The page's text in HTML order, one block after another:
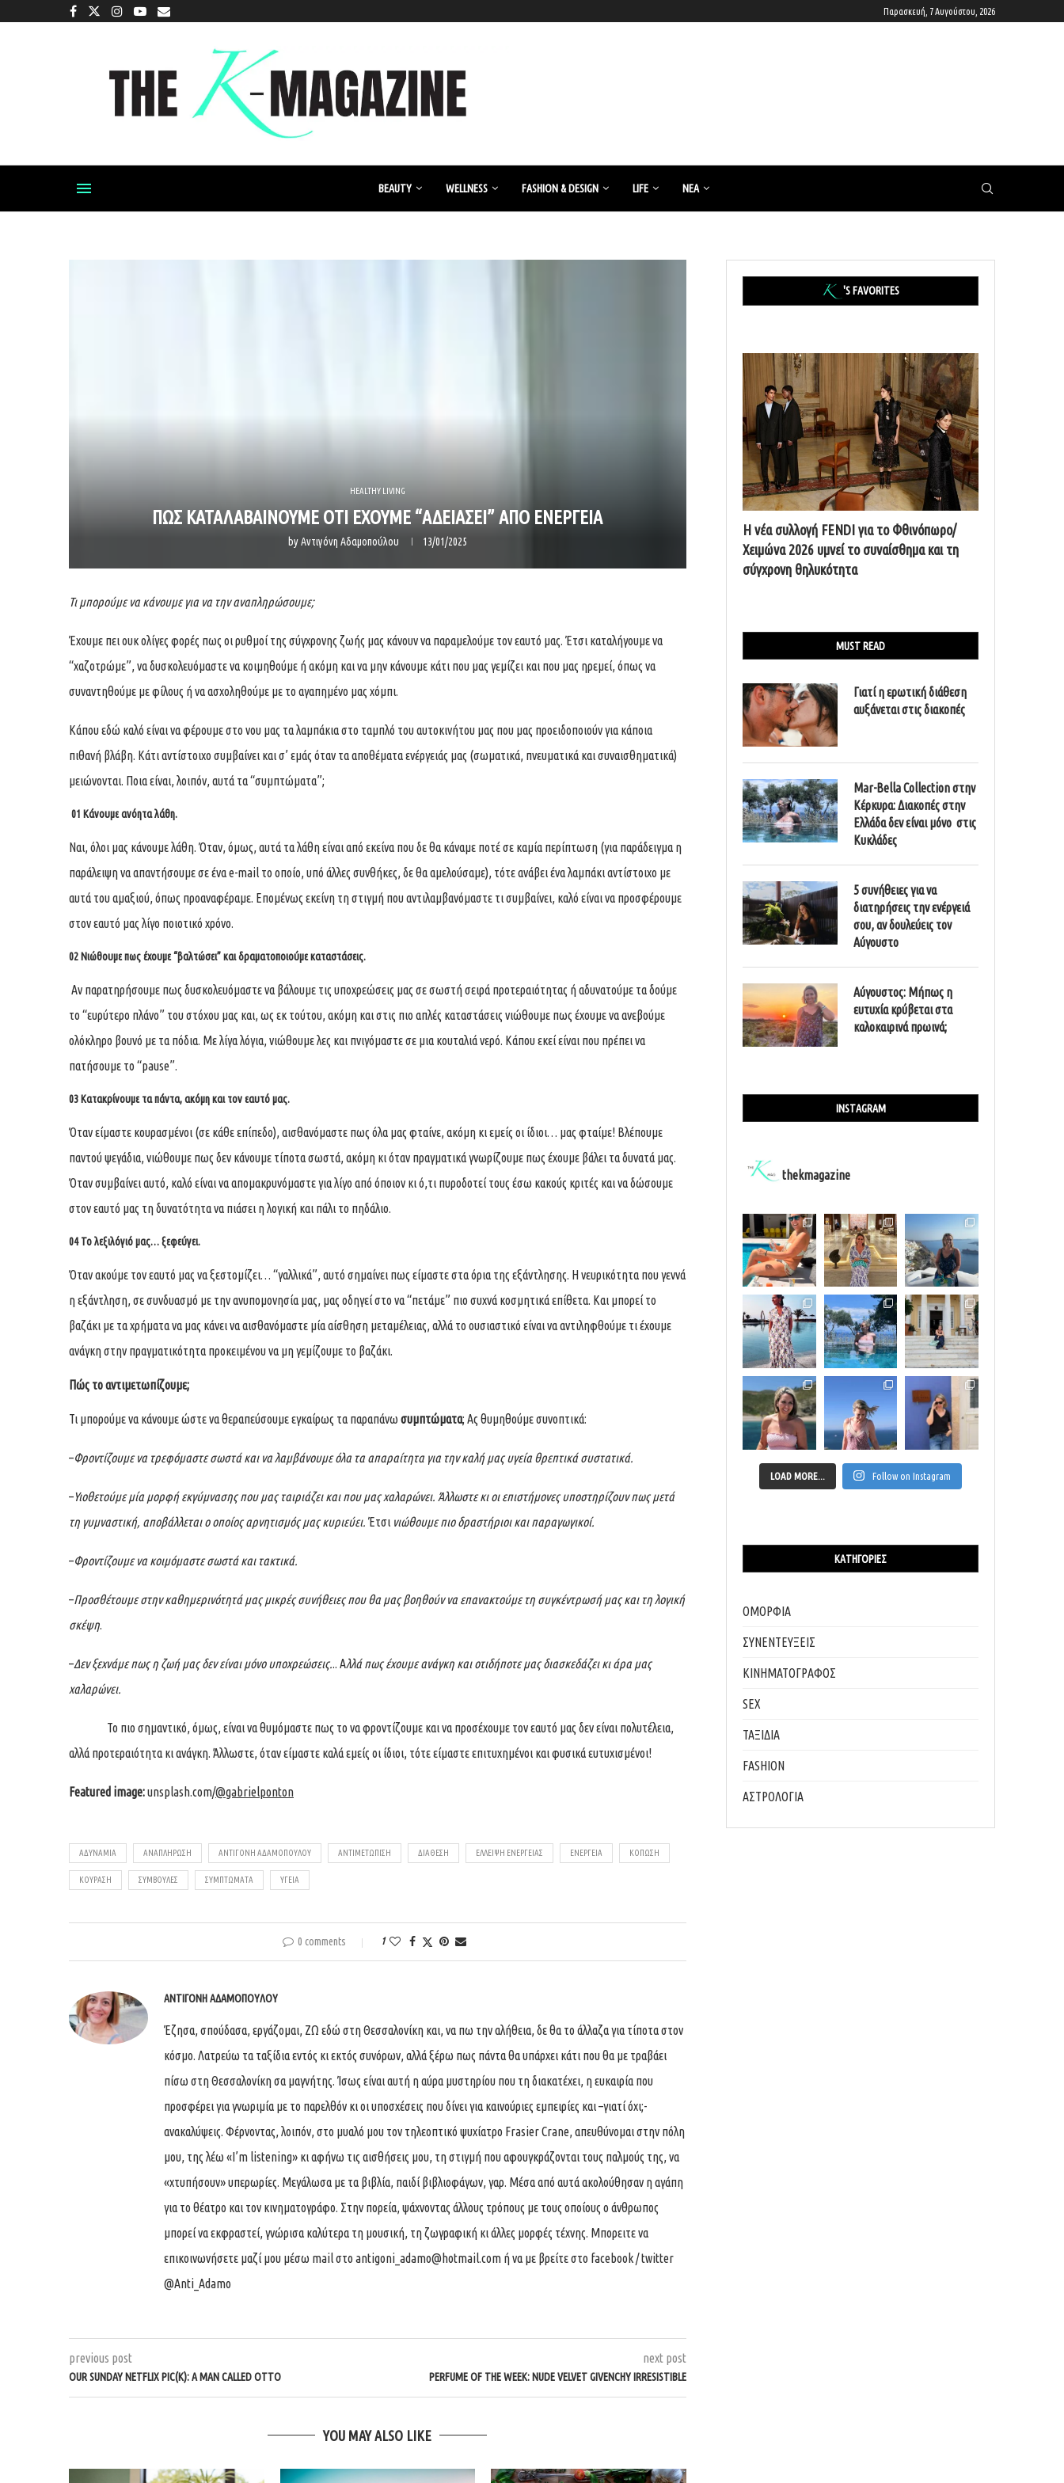
Παρασκευή, 7 Αυγούστου, 2026
BEAUTY WELLNESS FASHION & DESIGN LIFE ΝΈΑ
HEALTHY LIVING
ΠΩΣ ΚΑΤΑΛΑΒΑΙΝΟΥΜΕ ΟΤΙ ΕΧΟΥΜΕ “ΑΔΕΙΑΣΕΙ” ΑΠΟ ΕΝΕΡΓΕΙΑ
byΑντιγόνη Αδαμοπούλου 13/01/2025
Τι μπορούμε να κάνουμε για να την αναπληρώσουμε;
Έχουμε πει ουκ ολίγες φορές πως οι ρυθμοί της σύγχρονης ζωής μας κάνουν να παραμελούμε τον εαυτό μας. Έτσι καταλήγουμε να
“χαζοτρώμε”, να δυσκολευόμαστε να κοιμηθούμε ή ακόμη και να μην κάνουμε κάτι που μας γεμίζει και που μας ηρεμεί, όπως να
συναντηθούμε με φίλους ή να ασχοληθούμε με το αγαπημένο μας χόμπι.
Κάπου εδώ καλό είναι να φέρουμε στο νου μας τα λαμπάκια στο ταμπλό του αυτοκινήτου μας που μας προειδοποιούν για κάποια
πιθανή βλάβη. Κάτι αντίστοιχο συμβαίνει και σ’ εμάς όταν τα αποθέματα ενέργειάς μας (σωματικά, πνευματικά και συναισθηματικά)
μειώνονται. Ποια είναι, λοιπόν, αυτά τα “συμπτώματα”;
01 Κάνουμε ανόητα λάθη.
Ναι, όλοι μας κάνουμε λάθη. Όταν, όμως, αυτά τα λάθη είναι από εκείνα που δε θα κάναμε ποτέ σε καμία περίπτωση (για παράδειγμα η
παράλειψη να απαντήσουμε σε ένα e-mail το οποίο, υπό άλλες συνθήκες, δε θα αμελούσαμε), τότε ανάβει ένα λαμπάκι αντίστοιχο με
αυτά του αμαξιού, όπως προαναφέραμε. Επομένως εκείνη τη στιγμή που αντιλαμβανόμαστε τι συμβαίνει, καλό είναι να προσφέρουμε
στον εαυτό μας λίγο ποιοτικό χρόνο.
02 Νιώθουμε πως έχουμε “βαλτώσει” και δραματοποιούμε καταστάσεις.
Αν παρατηρήσουμε πως δυσκολευόμαστε να βάλουμε τις υποχρεώσεις μας σε σωστή σειρά προτεραιότητας ή αδυνατούμε τα δούμε
το “ευρύτερο πλάνο” του στόχου μας και, ως εκ τούτου, ακόμη και στις πιο απλές καταστάσεις νιώθουμε πως έχουμε να ανεβούμε
ολόκληρο βουνό με τα πόδια. Με λίγα λόγια, νιώθουμε λες και πνιγόμαστε σε μια κουταλιά νερό. Κάπου εκεί είναι που πρέπει να
πατήσουμε το “pause”.
03 Κατακρίνουμε τα πάντα, ακόμη και τον εαυτό μας.
Όταν είμαστε κουρασμένοι (σε κάθε επίπεδο), αισθανόμαστε πως όλα μας φταίνε, ακόμη κι εμείς οι ίδιοι… μας φταίμε! Βλέπουμε
παντού ψεγάδια, νιώθουμε πως δεν κάνουμε τίποτα σωστά, ακόμη κι όταν πραγματικά γνωρίζουμε πως έχουμε βάλει τα δυνατά μας.
Όταν συμβαίνει αυτό, καλό είναι να απομακρυνόμαστε για λίγο από όποιον κι ό,τι πυροδοτεί τους έσω κακούς κριτές και να δώσουμε
στον εαυτό μας τη δυνατότητα να πιάσει η λογική και πάλι το πηδάλιο.
04Το λεξιλόγιό μας… ξεφεύγει.
Όταν ακούμε τον εαυτό μας να ξεστομίζει… “γαλλικά”, αυτό σημαίνει πως είμαστε στα όρια της εξάντλησης. Η νευρικότητα που γεννά
η εξάντληση, σε συνδυασμό με την ανυπομονησία μας, μας οδηγεί στο να “πετάμε” πιο συχνά κοσμητικά επίθετα. Και μπορεί το
βαζάκι με τα χρήματα να μας κάνει να αισθανόμαστε μία αίσθηση μεταμέλειας, αλλά το ουσιαστικό είναι να αντιληφθούμε τι έχουμε
ανάγκη στην πραγματικότητα προκειμένου να μη γεμίζουμε το βαζάκι.
Πώς το αντιμετωπίζουμε;
Τι μπορούμε να κάνουμε ώστε να θεραπεύσουμε εγκαίρως τα παραπάνω συμπτώματα; Ας θυμηθούμε συνοπτικά:
–Φροντίζουμε να τρεφόμαστε σωστά και να λαμβάνουμε όλα τα απαραίτητα για την καλή μας υγεία θρεπτικά συστατικά.
–Υιοθετούμε μία μορφή εκγύμνασης που μας ταιριάζει και που μας χαλαρώνει. Άλλωστε κι οι επιστήμονες υποστηρίζουν πως μετά
τη γυμναστική, αποβάλλεται ο οποίος αρνητισμός μας κυριεύει. Έτσι νιώθουμε πιο δραστήριοι και παραγωγικοί.
–Φροντίζουμε να κοιμόμαστε σωστά και τακτικά.
–Προσθέτουμε στην καθημερινότητά μας μικρές συνήθειες που θα μας βοηθούν να επανακτούμε τη συγκέντρωσή μας και τη λογική
σκέψη.
–Δεν ξεχνάμε πως η ζωή μας δεν είναι μόνο υποχρεώσεις... Αλλά πως έχουμε ανάγκη και οτιδήποτε μας διασκεδάζει κι άρα μας
χαλαρώνει.
Το πιο σημαντικό, όμως, είναι να θυμόμαστε πως το να φροντίζουμε και να προσέχουμε τον εαυτό μας δεν είναι πολυτέλεια,
αλλά προτεραιότητα κι ανάγκη. Άλλωστε, όταν είμαστε καλά εμείς οι ίδιοι, τότε είμαστε επιτυχημένοι και φυσικά ευτυχισμένοι!
Featured image:unsplash.com/@gabrielponton
ΑΔΥΝΑΜΙΑ ΑΝΑΠΛΗΡΩΣΗ ΑΝΤΙΓΌΝΗ ΑΔΑΜΟΠΟΎΛΟΥ ΑΝΤΙΜΕΤΩΠΙΣΗ ΔΙΑΘΕΣΗ ΕΛΛΕΙΨΗ ΕΝΕΡΓΕΙΑΣ ΕΝΕΡΓΕΙΑ ΚΟΠΩΣΗ
ΚΟΥΡΑΣΗ ΣΥΜΒΟΥΛΈΣ ΣΥΜΠΤΏΜΑΤΑ ΥΓΕΊΑ
0 comments 1
ΑΝΤΙΓΌΝΗ ΑΔΑΜΟΠΟΎΛΟΥ
Έζησα, σπούδασα, εργάζομαι, ΖΩ εδώ στη Θεσσαλονίκη και, να πω την αλήθεια, δε θα το άλλαζα για τίποτα στον
κόσμο. Λατρεύω τα ταξίδια εντός κι εκτός συνόρων, αλλά ξέρω πως πάντα θα υπάρχει κάτι που θα με τραβάει
πίσω στη Θεσσαλονίκη σα μαγνήτης. Ίσως είναι αυτή η αύρα μυστηρίου που τη διακατέχει, η ευκαιρία που
προσφέρει για γνωριμία με το παρελθόν κι οι υποσχέσεις που δίνει για καινούριες εμπειρίες και –γιατί όχι;-
ανακαλύψεις. Φέρνοντας, λοιπόν, στο μυαλό μου τον τηλεοπτικό ψυχίατρο Frasier Crane, απευθύνομαι στην πόλη
μου, της λέω «I’m listening» κι αφήνω τις αισθήσεις μου, τη στιγμή που αφουγκράζονται τους παλμούς της, να
«χτυπήσουν» υπερωρίες. Μεγάλωσα με τα βιβλία, παιδί βιβλιοφάγων, γαρ. Μέσα από αυτά ακολούθησαν η αγάπη
για το θέατρο και τον κινηματογράφο. Στην πορεία, ψάχνοντας άλλους τρόπους με τους οποίους ο άνθρωπος
μπορεί να εκφραστεί, γνώρισα καλύτερα τη μουσική, τη ζωγραφική κι άλλες μορφές τέχνης. Μπορειτε να
επικοινωνήσετε μαζί μου μέσω mail στο antigoni_adamo@hotmail.com ή να με βρείτε στο facebook / twitter
@Anti_Adamo
previous post
OUR SUNDAY NETFLIX PIC(K): A MAN CALLED OTTO
next post
PERFUME OF THE WEEK: NUDE VELVET GIVENCHY IRRESISTIBLE
YOU MAY ALSO LIKE
'S FAVORITES
Η νέα συλλογή FENDI για το Φθινόπωρο/
Χειμώνα 2026 υμνεί το συναίσθημα και τη
σύγχρονη θηλυκότητα
MUST READ
Γιατί η ερωτική διάθεση
αυξάνεται στις διακοπές
Mar-Bella Collection στην
Κέρκυρα: Διακοπές στην
Ελλάδα δεν είναι μόνο στις
Κυκλάδες
5 συνήθειες για να
διατηρήσεις την ενέργειά
σου, αν δουλεύεις τον
Αύγουστο
Αύγουστος: Μήπως η
ευτυχία κρύβεται στα
καλοκαιρινά πρωινά;
INSTAGRAM
thekmagazine
LOAD MORE... Follow on Instagram
ΚΑΤΗΓΟΡΊΕΣ
ΟΜΟΡΦΙΑ
ΣΥΝΕΝΤΕΥΞΕΙΣ
ΚΙΝΗΜΑΤΟΓΡΑΦΟΣ
SEX
ΤΑΞΙΔΙΑ
FASHION
ΑΣΤΡΟΛΟΓΙΑ